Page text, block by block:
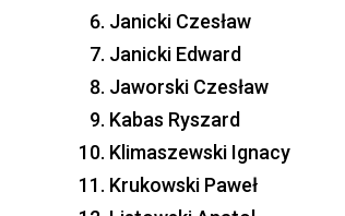
Janicki Czesław
Janicki Edward
Jaworski Czesław
Kabas Ryszard
Klimaszewski Ignacy
Krukowski Paweł